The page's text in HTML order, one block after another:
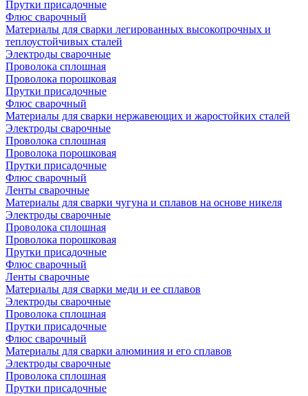
Прутки присадочные
Флюс сварочный
Материалы для сварки легированных высокопрочных и
теплоустойчивых сталей
Электроды сварочные
Проволока сплошная
Проволока порошковая
Прутки присадочные
Флюс сварочный
Материалы для сварки нержавеющих и жаростойких сталей
Электроды сварочные
Проволока сплошная
Проволока порошковая
Прутки присадочные
Флюс сварочный
Ленты сварочные
Материалы для сварки чугуна и сплавов на основе никеля
Электроды сварочные
Проволока сплошная
Проволока порошковая
Прутки присадочные
Флюс сварочный
Ленты сварочные
Материалы для сварки меди и ее сплавов
Электроды сварочные
Проволока сплошная
Прутки присадочные
Флюс сварочный
Материалы для сварки алюминия и его сплавов
Электроды сварочные
Проволока сплошная
Прутки присадочные